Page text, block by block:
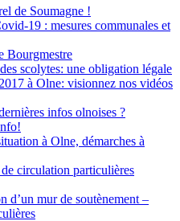
de Soumagne !
19 : mesures communales et
Bourgmestre
scolytes: une obligation légale
à Olne: visionnez nos vidéos
infos olnoises ?
à Olne, démarches à
circulation particulières
d’un mur de soutènement –